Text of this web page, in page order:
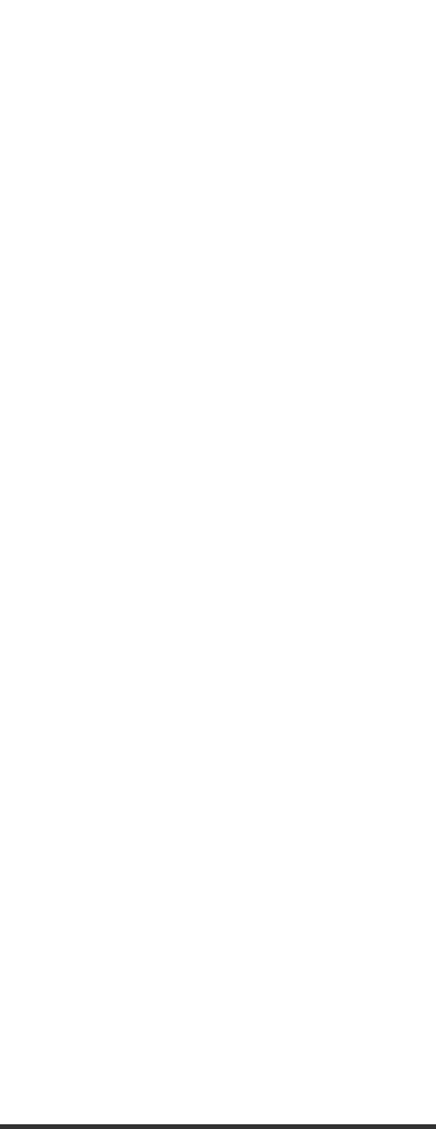
攻击加成，是唯一能让强弩输出最大化的将领类型。优先选
段狂暴机制四大板块，绝大多数玩家卡关的根源都是无法
成与策略战斗核心，贴合原作玩家偏好。三国志幻想大陆